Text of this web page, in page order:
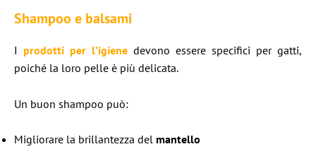
Shampoo e balsami
I prodotti per l’igiene devono essere specifici per gatti,
poiché la loro pelle è più delicata.
Un buon shampoo può:
Migliorare la brillantezza del mantello